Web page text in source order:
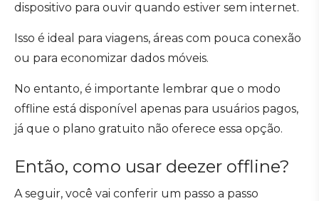
dispositivo para ouvir quando estiver sem internet.
Isso é ideal para viagens, áreas com pouca conexão
ou para economizar dados móveis.
No entanto, é importante lembrar que o modo
offline está disponível apenas para usuários pagos,
já que o plano gratuito não oferece essa opção.
Então, como usar deezer offline?
A seguir, você vai conferir um passo a passo